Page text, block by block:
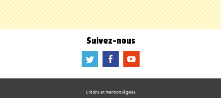
Suivez-nous
a b f
Crédits et mention légales